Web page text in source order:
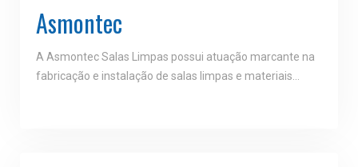
Asmontec
A Asmontec Salas Limpas possui atuação marcante na
fabricação e instalação de salas limpas e materiais…